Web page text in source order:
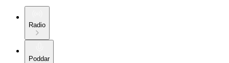
Radio
Poddar